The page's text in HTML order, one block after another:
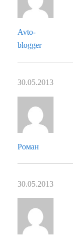
Avto-
blogger
30.05.2013
Роман
30.05.2013